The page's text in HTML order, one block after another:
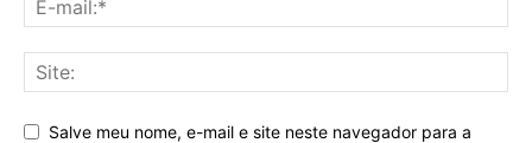
Salve meu nome, e-mail e site neste navegador para a